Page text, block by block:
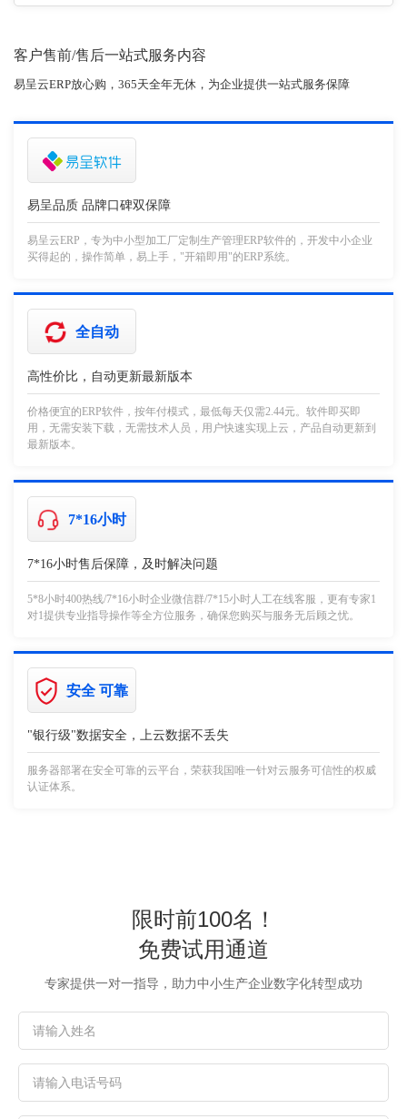
客户售前/售后一站式服务内容
易呈云ERP放心购，365天全年无休，为企业提供一站式服务保障
易呈品质 品牌口碑双保障
易呈云ERP，专为中小型加工厂定制生产管理ERP软件的，开发中小企业
买得起的，操作简单，易上手，"开箱即用"的ERP系统。
全自动
高性价比，自动更新最新版本
价格便宜的ERP软件，按年付模式，最低每天仅需2.44元。软件即买即
用，无需安装下载，无需技术人员，用户快速实现上云，产品自动更新到
最新版本。
7*16小时
7*16小时售后保障，及时解决问题
5*8小时400热线/7*16小时企业微信群/7*15小时人工在线客服，更有专家1
对1提供专业指导操作等全方位服务，确保您购买与服务无后顾之忧。
安全 可靠
"银行级"数据安全，上云数据不丢失
服务器部署在安全可靠的云平台，荣获我国唯一针对云服务可信性的权威
认证体系。
限时前100名！
免费试用通道
专家提供一对一指导，助力中小生产企业数字化转型成功